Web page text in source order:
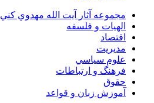
مجموعه آثار آيت الله مهدوي كني
الهیات و فلسفه
اقتصاد
مديريت
علوم سياسي
فرهنگ و ارتباطات
حقوق
آموزش زبان و قواعد